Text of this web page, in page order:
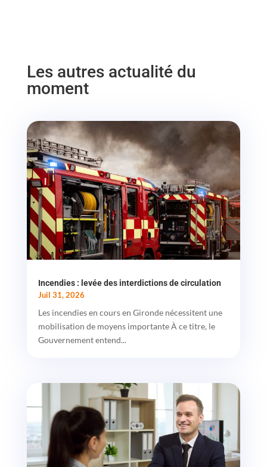
Les autres actualité du
moment
Incendies : levée des interdictions de circulation
Juil 31, 2026
Les incendies en cours en Gironde nécessitent une
mobilisation de moyens importante À ce titre, le
Gouvernement entend...